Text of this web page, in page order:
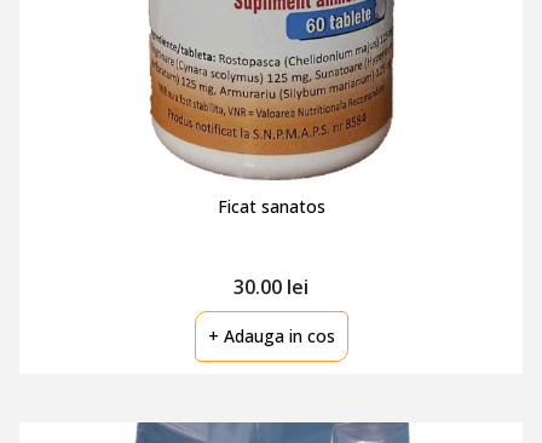
Ficat sanatos
30.00 lei
+ Adauga in cos